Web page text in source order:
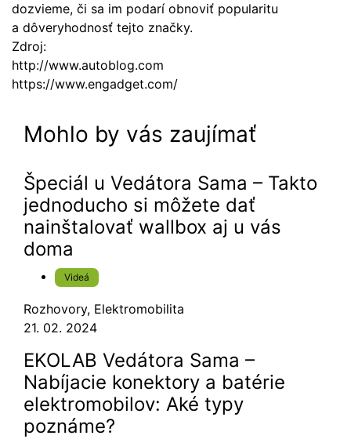
dozvieme, či sa im podarí obnoviť popularitu
a dôveryhodnosť tejto značky.
Zdroj:
http://www.autoblog.com
https://www.engadget.com/
Mohlo by vás zaujímať
Špeciál u Vedátora Sama – Takto
jednoducho si môžete dať
nainštalovať wallbox aj u vás
doma
Videá
Rozhovory, Elektromobilita
21. 02. 2024
EKOLAB Vedátora Sama –
Nabíjacie konektory a batérie
elektromobilov: Aké typy
poznáme?